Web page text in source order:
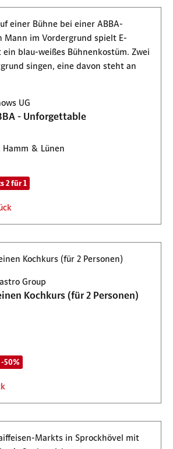
UG
- Unforgettable
& Lünen
2 für 1
Group
Kochkurs (für 2 Personen)
50%